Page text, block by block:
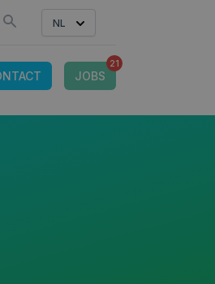
NL
FOR WAAROM CORILUS?
JOBS
21